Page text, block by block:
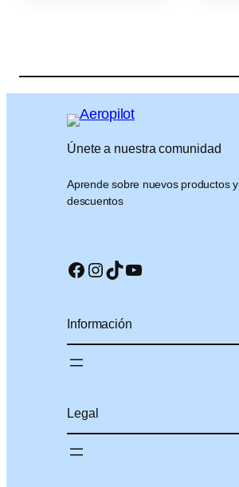
Únete a nuestra comunidad
Aprende sobre nuevos productos y
descuentos
Facebook Instagram TikTok YouTube
Información
Legal